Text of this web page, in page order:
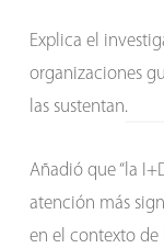
Explica el
organizaciones
las sustentan.
Añadió que “la
atención más
en el contexto de